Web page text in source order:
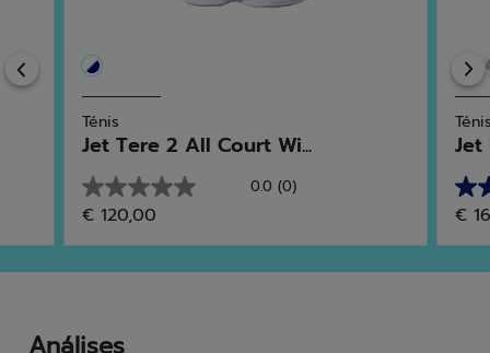
Previous
Ténis
Jet Tere 2 All Court Wi...
0.0 (0)
0.0
em
5
estrelas.
€ 120,00
Jet
4.6
em
5
€